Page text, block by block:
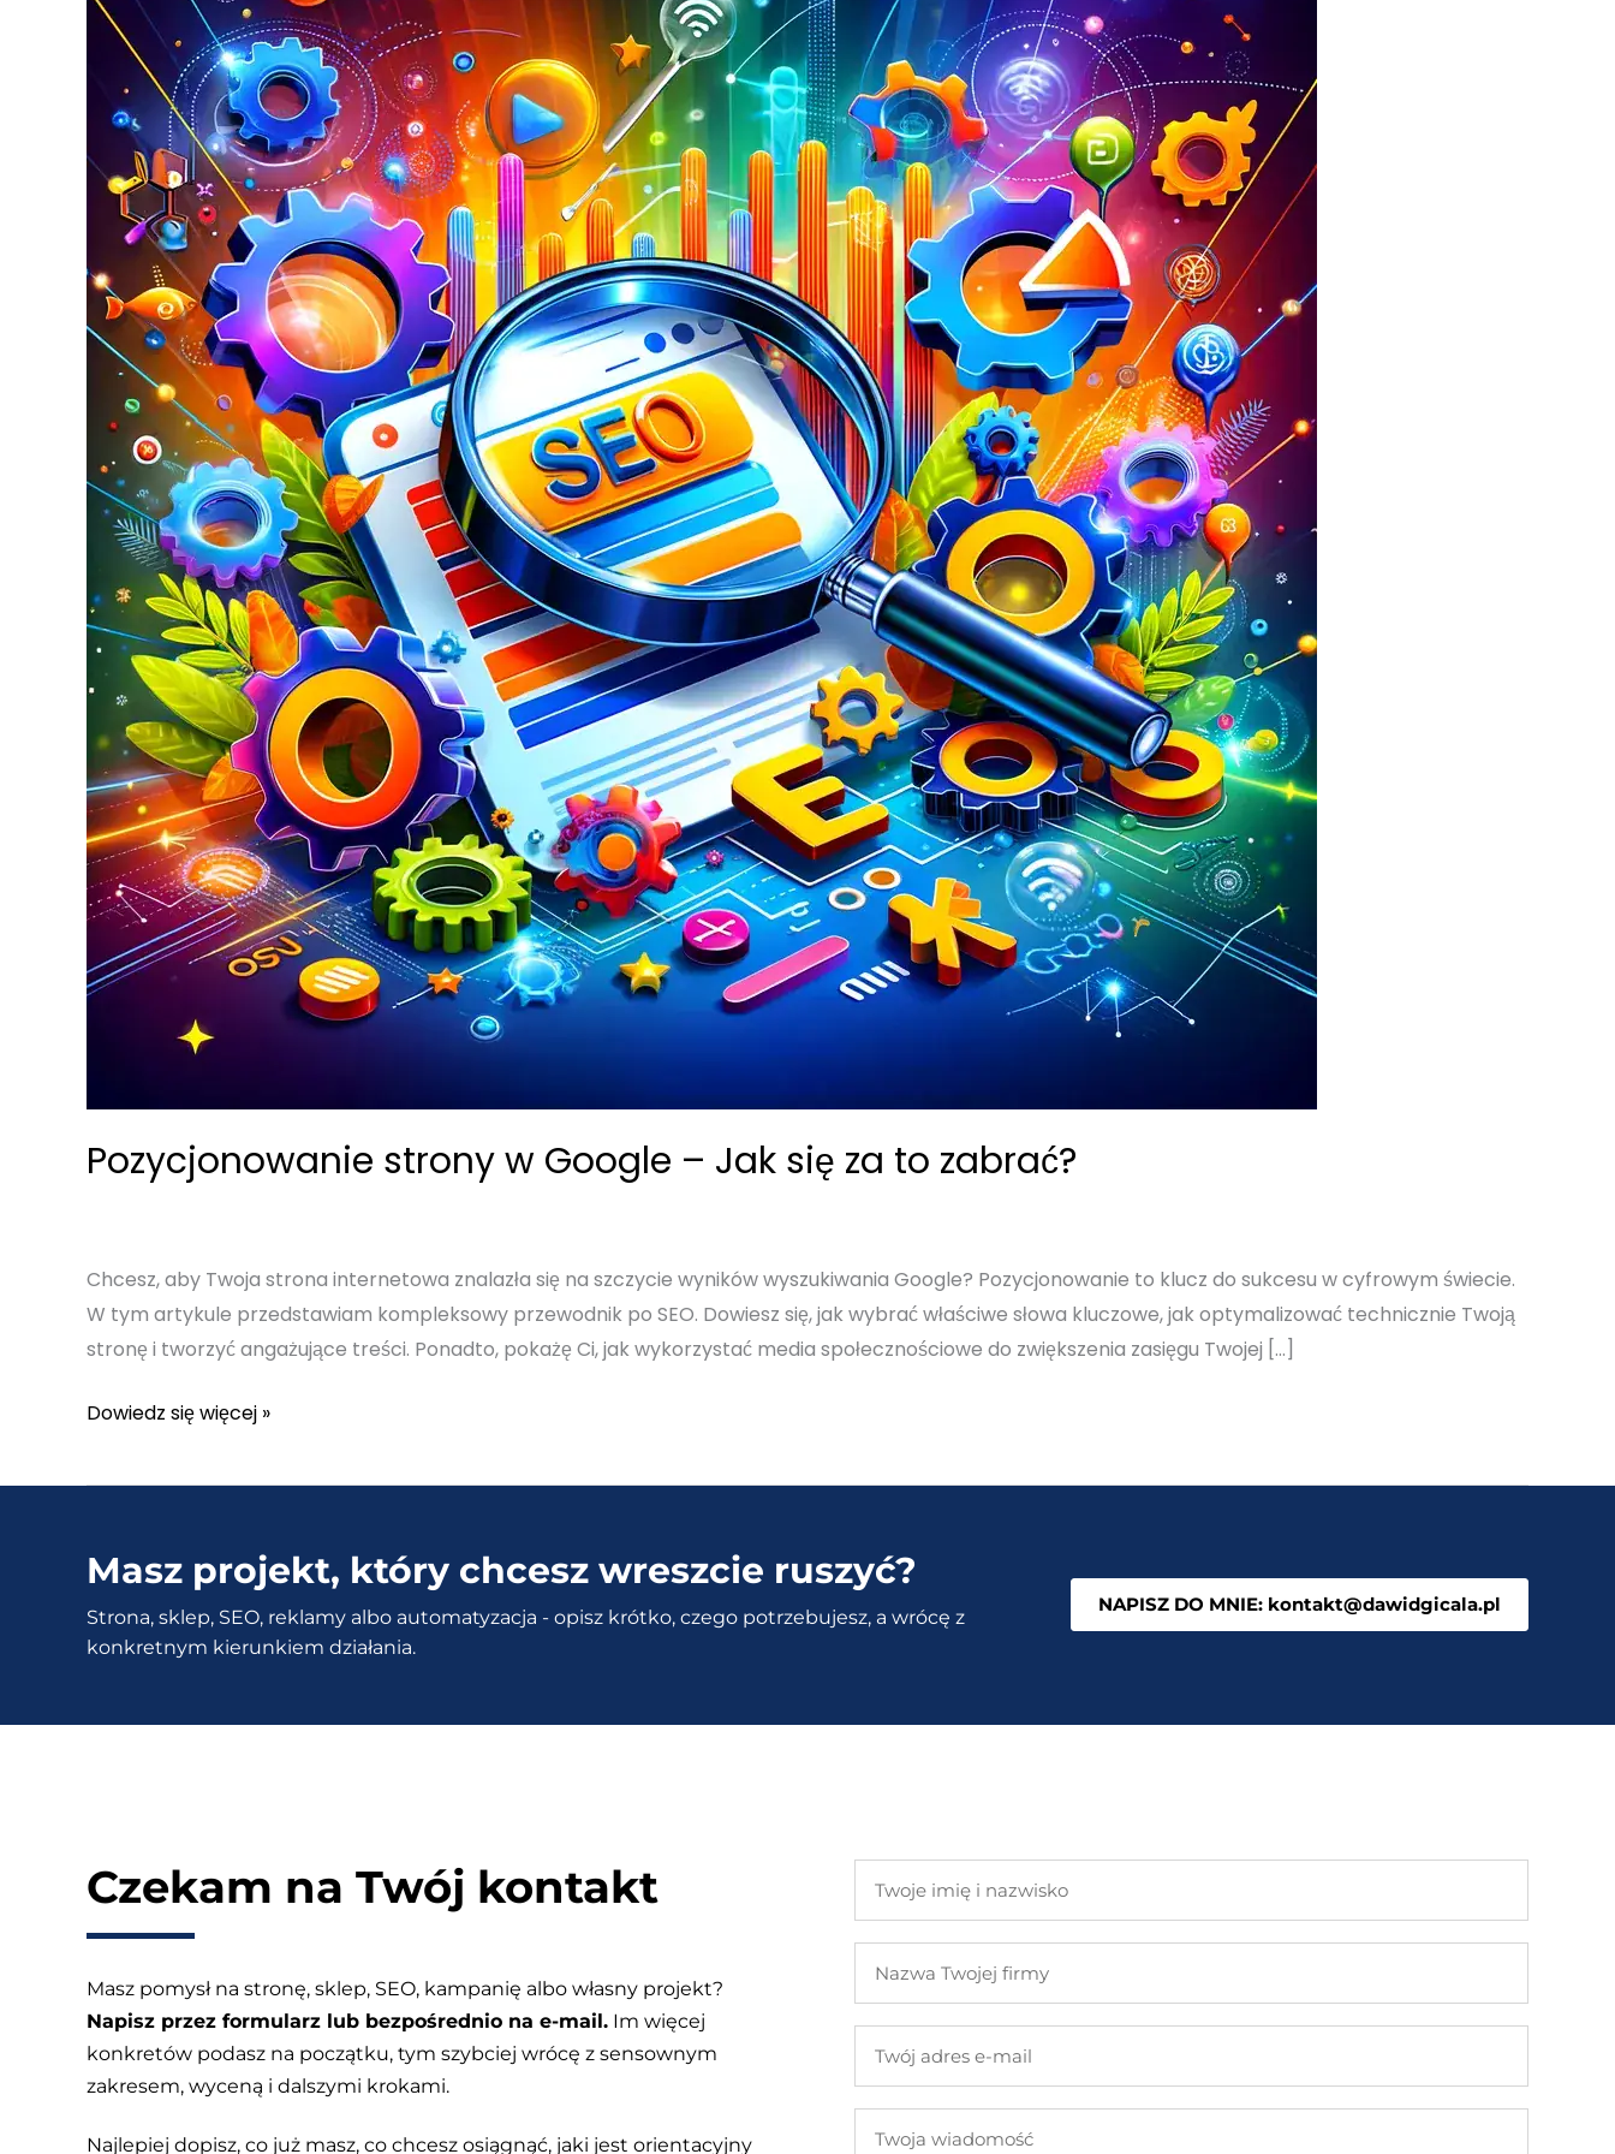
Pozycjonowanie strony w Google – Jak się za to zabrać?
Chcesz, aby Twoja strona internetowa znalazła się na szczycie wyników wyszukiwania Google? Pozycjonowanie to klucz do sukcesu w cyfrowym świecie.
W tym artykule przedstawiam kompleksowy przewodnik po SEO. Dowiesz się, jak wybrać właściwe słowa kluczowe, jak optymalizować technicznie Twoją
stronę i tworzyć angażujące treści. Ponadto, pokażę Ci, jak wykorzystać media społecznościowe do zwiększenia zasięgu Twojej […]
Pozycjonowanie
w
–
Jak
się
za
zabrać?
Dowiedz się więcej »
Masz projekt, który chcesz wreszcie ruszyć?
Strona, sklep, SEO, reklamy albo automatyzacja - opisz krótko, czego potrzebujesz, a wrócę z
konkretnym kierunkiem działania.
NAPISZ DO MNIE: kontakt@dawidgicala.pl
Czekam na Twój kontakt
Masz pomysł na stronę, sklep, SEO, kampanię albo własny projekt?
Napisz przez formularz lub bezpośrednio na e-mail. Im więcej
konkretów podasz na początku, tym szybciej wrócę z sensownym
zakresem, wyceną i dalszymi krokami.
Najlepiej dopisz, co już masz, co chcesz osiągnąć, jaki jest orientacyjny
imię
nazwisko
Twojej
adres
mail